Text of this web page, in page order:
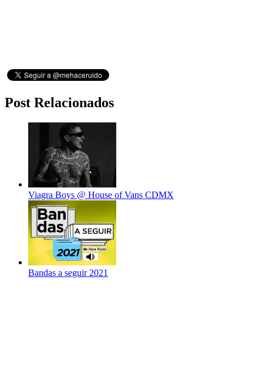
Post Relacionados
Viagra Boys @ House of Vans CDMX
Bandas a seguir 2021